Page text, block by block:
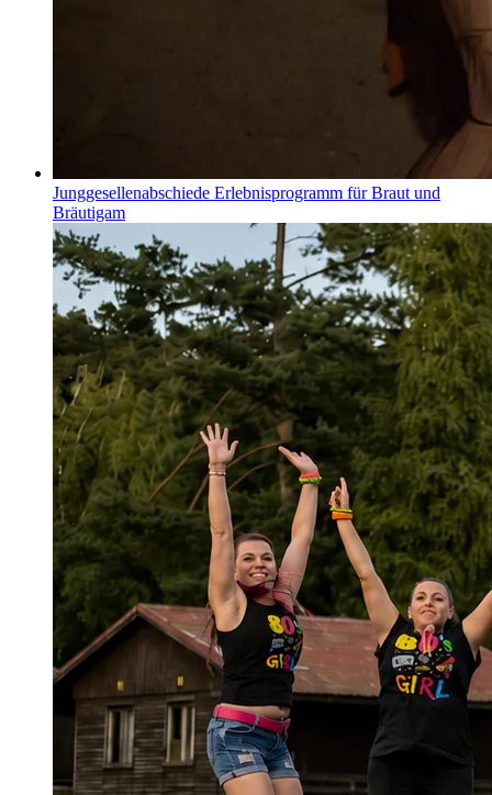
Junggesellenabschiede Erlebnisprogramm für Braut und
Bräutigam